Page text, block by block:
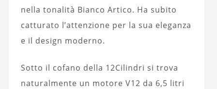
nella tonalità Bianco Artico. Ha subito
catturato l’attenzione per la sua eleganza
e il design moderno.
Sotto il cofano della 12Cilindri si trova
naturalmente un motore V12 da 6,5 litri